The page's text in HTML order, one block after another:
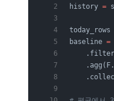
history =
today_rows
baseline =